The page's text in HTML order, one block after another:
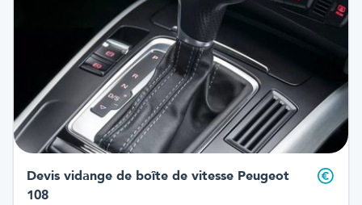
Devis vidange de boîte de vitesse Peugeot
108